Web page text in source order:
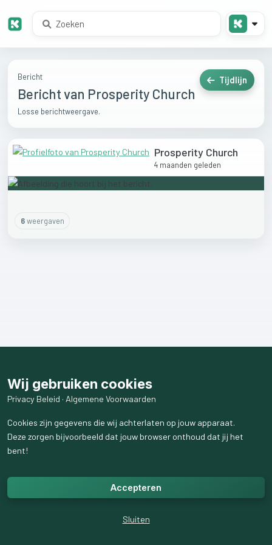
Bericht
Bericht van Prosperity Church
Losse berichtweergave.
Tijdlijn
Prosperity Church
4 maanden geleden
6weergaven
Wij gebruiken cookies
Privacy Beleid · Algemene Voorwaarden
Cookies zijn gegevens die wij achterlaten op jouw apparaat.
Deze zorgen bijvoorbeeld dat jouw browser onthoud dat jij het
bent!
Accepteren
Sluiten